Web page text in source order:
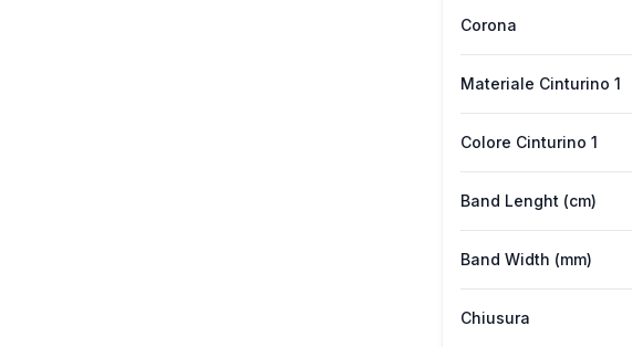
Corona
Materiale Cinturino 1
Colore Cinturino 1
Band Lenght (cm)
Band Width (mm)
Chiusura